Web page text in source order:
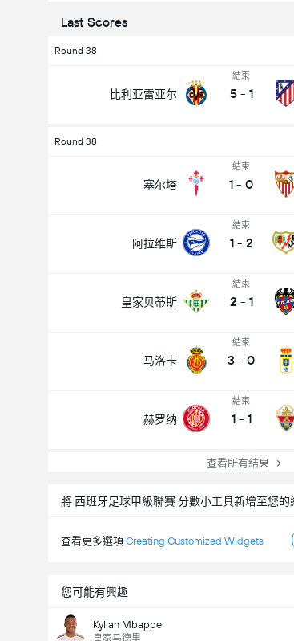
Last Scores
Round 38
比利亚雷亚尔
結束
5 - 1
Round 38
塞尔塔
結束
1 - 0
阿拉维斯
結束
1 - 2
皇家贝蒂斯
結束
2 - 1
马洛卡
結束
3 - 0
赫罗纳
結束
1 - 1
查看所有結果
將 西班牙足球甲級聯賽 分數小工具新增至您的
查看更多選項 Creating Customized Widgets
您可能有興趣
Kylian Mbappe
皇家马德里